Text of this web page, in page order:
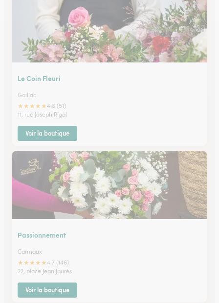
Le Coin Fleuri
Gaillac
★★★★★4.8 (51)
11, rue Joseph Rigal
Voir la boutique
Passionnement
Carmaux
★★★★★4.7 (146)
22, place Jean Jaurès
Voir la boutique